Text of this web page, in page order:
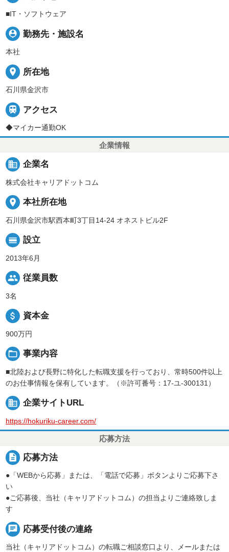
■IT・ソフトウェア
person_pin 勤務先・施設名
本社
place 所在地
石川県金沢市
 アクセス
◆マイカー通勤OK
企業情報
business 企業名
株式会社キャリアドットコム
place 本社所在地
石川県金沢市駅西本町3丁目14-24 オネストビル2F
calendar_view_day 設立
2013年6月
people 従業員数
3名
attach_money 資本金
900万円
folder_open 事業内容
■北陸および長野に特化した転職支援を行っており、常時500件以上
のお仕事情報を保有しています。（※許可番号：17-ユ-300131）
business 企業サイトURL
https://hokuriku-career.com/
応募方法
description 応募方法
●「WEBから応募」または、「電話で応募」ボタンよりご応募下さ
い
●ご応募後、当社（キャリアドットコム）の担当よりご連絡致しま
す
chat 応募受付後の連絡
当社（キャリアドットコム）の転職ご相談窓口より、メールまたは